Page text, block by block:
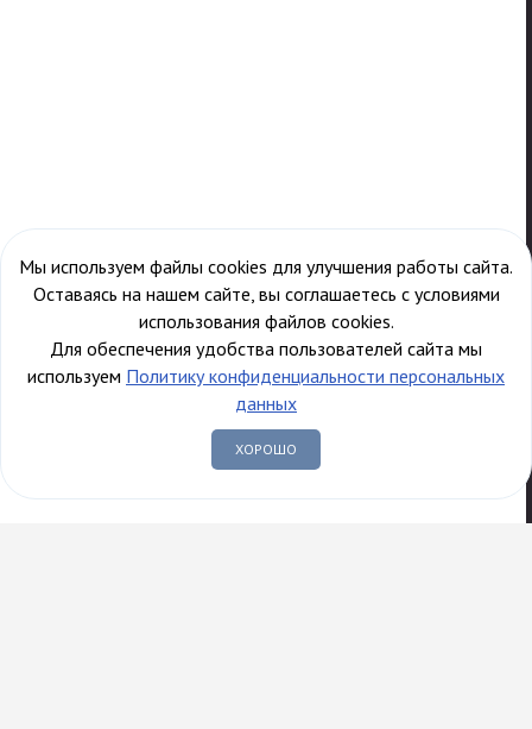
Мы используем файлы cookies для улучшения работы сайта.
Оставаясь на нашем сайте, вы соглашаетесь с условиями
использования файлов cookies.
Для обеспечения удобства пользователей сайта мы
используем Политику конфиденциальности персональных
данных
ХОРОШО